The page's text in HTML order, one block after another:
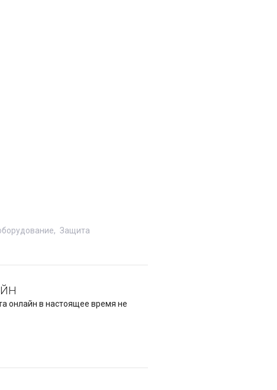
Защита
онлайн в настоящее время не